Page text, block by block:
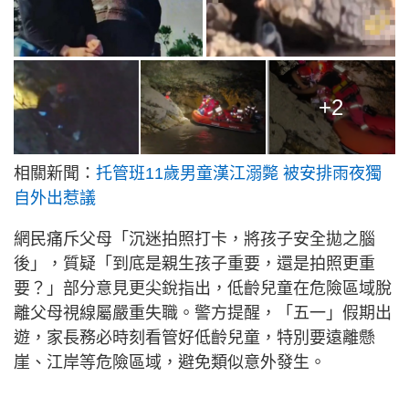
+2
相關新聞： 托管班11歲男童漢江溺斃 被安排雨夜獨
自外出惹議
網民痛斥父母「沉迷拍照打卡，將孩子安全拋之腦
後」，質疑「到底是親生孩子重要，還是拍照更重
要？」部分意見更尖銳指出，低齡兒童在危險區域脫
離父母視線屬嚴重失職。警方提醒，「五一」假期出
遊，家長務必時刻看管好低齡兒童，特別要遠離懸
崖、江岸等危險區域，避免類似意外發生。